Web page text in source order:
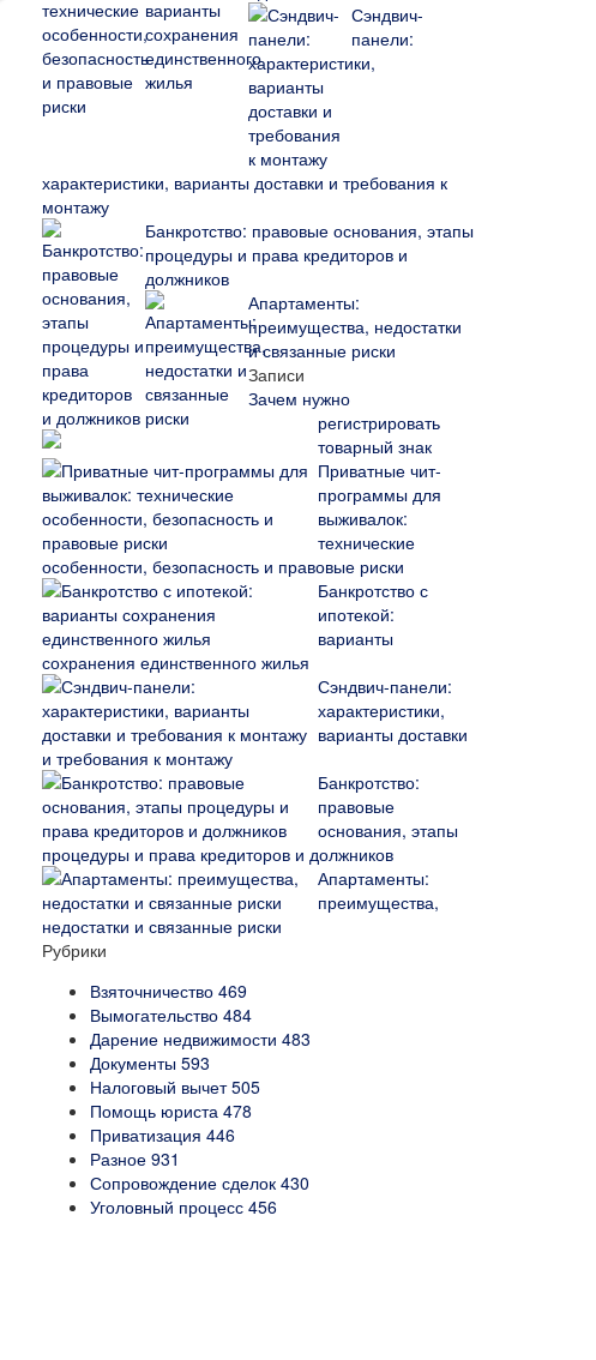
Сэндвич-
панели:
характеристики, варианты доставки и требования к
монтажу
Банкротство: правовые основания, этапы
процедуры и права кредиторов и
должников
Апартаменты:
преимущества, недостатки
и связанные риски
Записи
Зачем нужно
регистрировать
товарный знак
Приватные чит-
программы для
выживалок:
технические
особенности, безопасность и правовые риски
Банкротство с
ипотекой:
варианты
сохранения единственного жилья
Сэндвич-панели:
характеристики,
варианты доставки
и требования к монтажу
Банкротство:
правовые
основания, этапы
процедуры и права кредиторов и должников
Апартаменты:
преимущества,
недостатки и связанные риски
Рубрики
Взяточничество 469
Вымогательство 484
Дарение недвижимости 483
Документы 593
Налоговый вычет505
Помощь юриста 478
Приватизация 446
Разное 931
Сопровождение сделок 430
Уголовный процесс 456